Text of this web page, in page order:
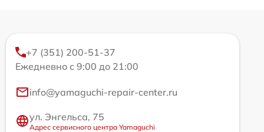
+7 (351) 200-51-37
Ежедневно с 9:00 до 21:00
info@yamaguchi-repair-center.ru
ул. Энгельса, 75
Адрес сервисного центра Yamaguchi